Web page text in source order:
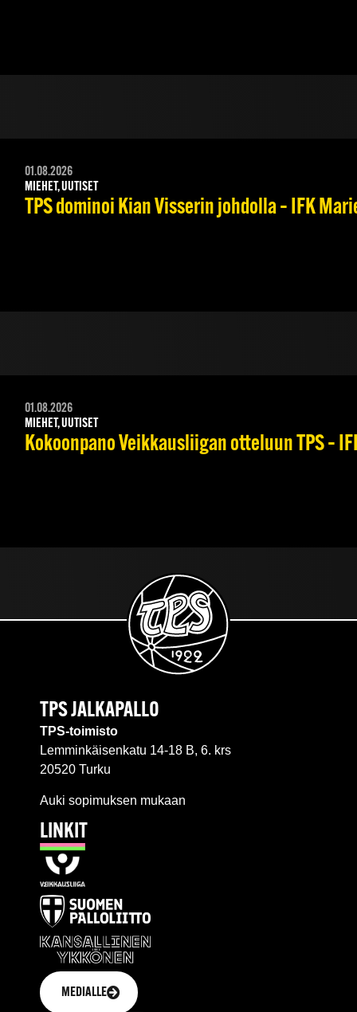
01.08.2026
MIEHET, UUTISET
TPS dominoi Kian Visserin johdolla – IFK
01.08.2026
MIEHET, UUTISET
Kokoonpano Veikkausliigan otteluun TPS –
TPS JALKAPALLO
TPS-toimisto
Lemminkäisenkatu 14-18 B, 6. krs
20520 Turku
Auki sopimuksen mukaan
LINKIT
MEDIALLE